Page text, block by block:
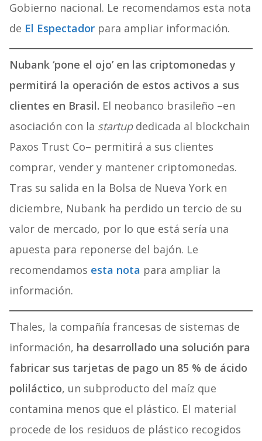
Gobierno nacional. Le recomendamos esta nota
de El Espectadorpara ampliar información.
Nubank ‘pone el ojo’ en las criptomonedas y
permitirá la operación de estos activos a sus
clientes en Brasil. El neobanco brasileño –en
asociación con la startupdedicada al blockchain
Paxos Trust Co– permitirá a sus clientes
comprar, vender y mantener criptomonedas.
Tras su salida en la Bolsa de Nueva York en
diciembre, Nubank ha perdido un tercio de su
valor de mercado, por lo que está sería una
apuesta para reponerse del bajón. Le
recomendamos esta nota para ampliar la
información.
Thales, la compañía francesas de sistemas de
información, ha desarrollado una solución para
fabricar sus tarjetas de pago un 85 % de ácido
poliláctico, un subproducto del maíz que
contamina menos que el plástico. El material
procede de los residuos de plástico recogidos